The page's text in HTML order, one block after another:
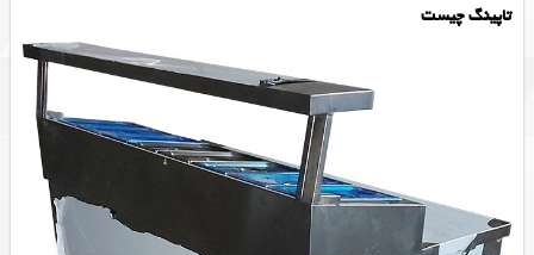
تاپینگ چیست